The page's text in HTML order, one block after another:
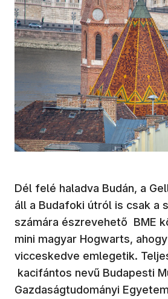
Dél felé haladva Budán, a
áll a Budafoki útról is csak a
számára észrevehető BME
mini magyar Hogwarts,
vicceskedve emlegetik.
kacifántos nevű Budapesti
Gazdaságtudományi